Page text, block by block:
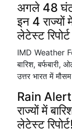
अगले 48
इन 4 राज्यों
लेटेस्ट रिपोर्ट
IMD Weather
बारिश, बर्फबारी,
उत्तर भारत में
Rain
राज्यों में
लेटेस्ट